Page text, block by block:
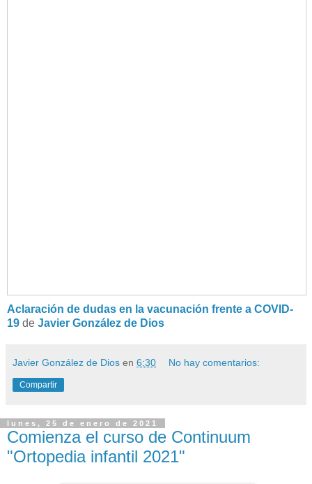
Aclaración de dudas en la vacunación frente a COVID-
19 de Javier González de Dios
Javier González de Dios en 6:30 No hay comentarios:
Compartir
lunes, 25 de enero de 2021
Comienza el curso de Continuum
"Ortopedia infantil 2021"